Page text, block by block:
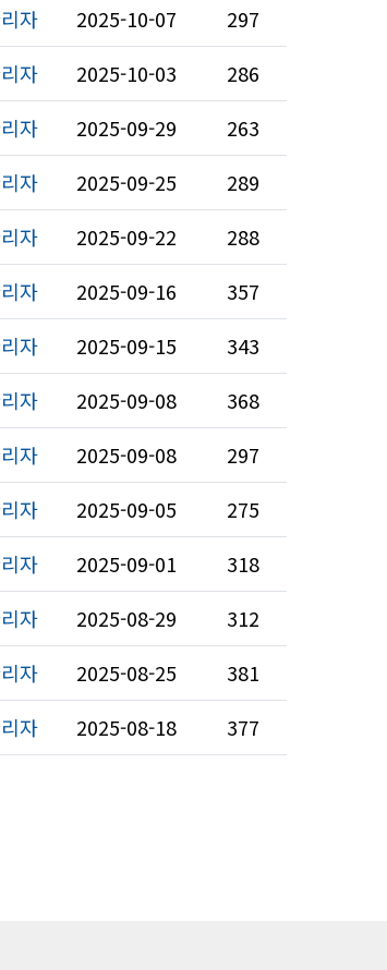
자 2025-10-07
297
자 2025-10-03
286
자 2025-09-29
263
자 2025-09-25
289
자 2025-09-22
288
자 2025-09-16
357
자 2025-09-15
343
자 2025-09-08
368
자 2025-09-08
297
자 2025-09-05
275
자 2025-09-01
318
자 2025-08-29
312
자 2025-08-25
381
자 2025-08-18 377